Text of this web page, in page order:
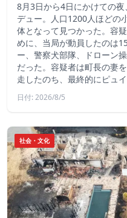
8月3日から4日にかけての
デュー。人口1200人ほどの
体となって見つかった。容
めに、当局が動員したのは
ー、警察犬部隊、ドローン
だった。容疑者は町長の妻
走したのち、最終的にピュ
日付: 2026/8/5
社会・文化